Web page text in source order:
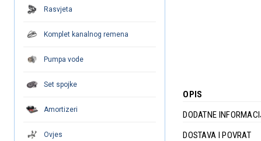
OPIS
DODATNE
DOSTAVA I POVRAT
Rasvjeta
Komplet kanalnog remena
Pumpa vode
Set spojke
Amortizeri
Ovjes